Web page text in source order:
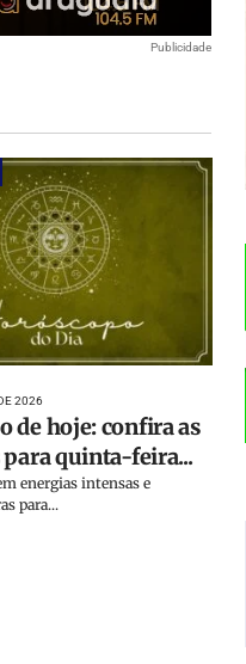
Publicidade
2026
de hoje: confira as
quinta-feira...
energias intensas e
para...